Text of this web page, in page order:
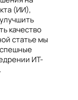
(ИИ),
качество
статье мы
ИТ-